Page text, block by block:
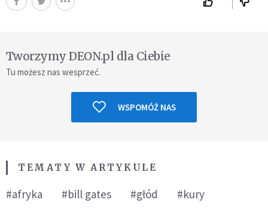
Tworzymy DEON.pl dla Ciebie
Tu możesz nas wesprzeć.
WSPOMÓŻ NAS
TEMATY W ARTYKULE
#afryka #bill gates #głód #kury